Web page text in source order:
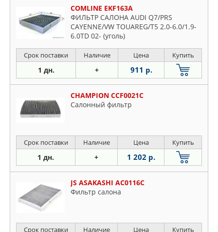
COMLINE EKF163A
ФИЛЬТР САЛОНА AUDI Q7/PRS
CAYENNE/VW TOUAREG/T5 2.0-6.0/1.9-
6.0TD 02- (уголь)
Срок поставки Наличие Цена Купить
1 дн. + 911 р.
CHAMPION CCF0021C
Салонный фильтр
Срок поставки Наличие Цена Купить
1 дн. + 1 202 р.
JS ASAKASHI AC0116C
Фильтр салона
Срок поставки Наличие Цена Купить